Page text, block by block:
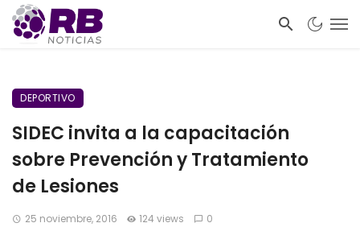
DEPORTIVO
SIDEC invita a la capacitación
sobre Prevención y Tratamiento
de Lesiones
25 noviembre, 2016 124 views 0